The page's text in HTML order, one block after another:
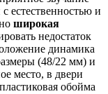
естественностью и
широкая
недостаток
динамика
(48/22 мм) и
место, в двери
обойма